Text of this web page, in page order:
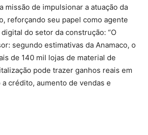
missão de impulsionar a atuação da
reforçando seu papel como agente
do setor da construção: “O
segundo estimativas da Anamaco, o
de 140 mil lojas de material de
pode trazer ganhos reais em
crédito, aumento de vendas e